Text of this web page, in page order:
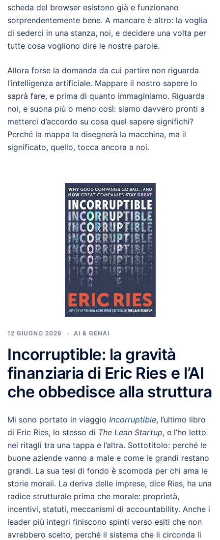
scheda del browser esistono già e funzionano
sorprendentemente bene. A mancare è altro: la voglia
di sederci in una stanza, noi, e decidere una volta per
tutte cosa vogliono dire le nostre parole.
Allora forse la domanda da cui partire non riguarda
l’intelligenza artificiale. Mappare il nostro sapere lo
saprà fare, e prima di quanto immaginiamo. Riguarda
noi, e suona più o meno così: siamo davvero pronti a
metterci d’accordo su cosa quel sapere significhi?
Perché la mappa la disegnerà la macchina, ma il
significato, quello, tocca ancora a noi.
12 GIUGNO 2026 AI & GENAI
Incorruptible: la gravità
finanziaria di Eric Ries e l’AI
che obbedisce alla struttura
Mi sono portato in viaggio Incorruptible, l’ultimo libro
di Eric Ries, lo stesso di The Lean Startup, e l’ho letto
nei ritagli tra una tappa e l’altra. Sottotitolo: perché le
buone aziende vanno a male e come le grandi restano
grandi. La sua tesi di fondo è scomoda per chi ama le
storie morali. La deriva delle imprese, dice Ries, ha una
radice strutturale prima che morale: proprietà,
incentivi, statuti, meccanismi di accountability. Anche i
leader più integri finiscono spinti verso esiti che non
avrebbero scelto, perché il sistema che li circonda li